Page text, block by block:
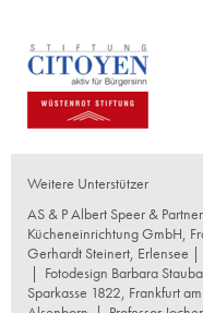
Weitere Unterstützer
AS & P Albert Speer &
Kücheneinrichtung GmbH,
Gerhardt Steinert, Erlensee |
| Fotodesign Barbara
Sparkasse 1822, Frankfurt